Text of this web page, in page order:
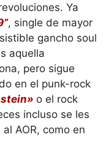
Ya
, single de mayor
gancho soul
aquella
pero sigue
en el punk-rock
o el rock
incluso se les
AOR, como en